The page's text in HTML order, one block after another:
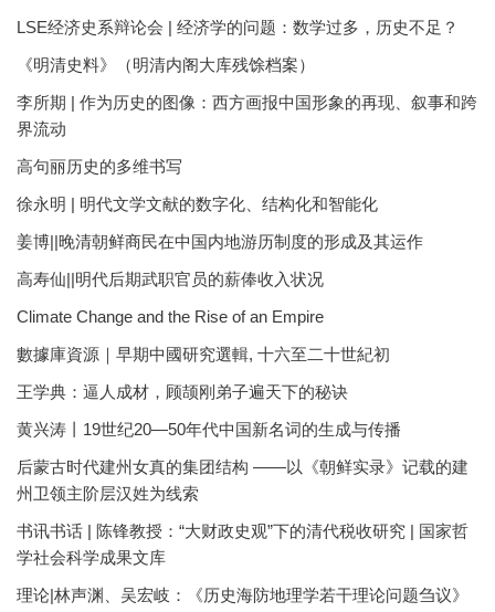
LSE经济史系辩论会 | 经济学的问题：数学过多，历史不足？
《明清史料》（明清内阁大库残馀档案）
李所期 | 作为历史的图像：西方画报中国形象的再现、叙事和跨
界流动
高句丽历史的多维书写
徐永明 | 明代文学文献的数字化、结构化和智能化
姜博||晚清朝鲜商民在中国内地游历制度的形成及其运作
高寿仙||明代后期武职官员的薪俸收入状况
Climate Change and the Rise of an Empire
數據庫資源｜早期中國研究選輯, 十六至二十世紀初
王学典：逼人成材，顾颉刚弟子遍天下的秘诀
黄兴涛丨19世纪20—50年代中国新名词的生成与传播
后蒙古时代建州女真的集团结构 ——以《朝鲜实录》记载的建
州卫领主阶层汉姓为线索
书讯书话 | 陈锋教授：“大财政史观”下的清代税收研究 | 国家哲
学社会科学成果文库
理论|林声渊、吴宏岐：《历史海防地理学若干理论问题刍议》